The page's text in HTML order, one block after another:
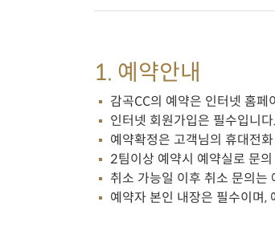
1. 예약안내
감곡CC의 예약은 인터넷 홈페
인터넷 회원가입은 필수입니
예약확정은 고객님의 휴대전
2팀이상 예약시 예약실로 문
취소 가능일 이후 취소 문의는
예약자 본인 내장은 필수이며,